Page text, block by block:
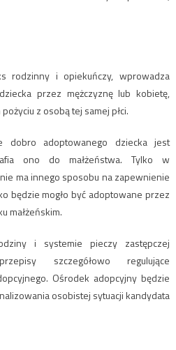
rodzinny i opiekuńczy, wprowadza
przez mężczyznę lub kobietę,
z osobą tej samej płci.
dobro adoptowanego dziecka jest
ono do małżeństwa. Tylko w
ma innego sposobu na zapewnienie
będzie mogło być adoptowane przez
małżeńskim.
i systemie pieczy zastępczej
szczegółowo regulujące
Ośrodek adopcyjny będzie
osobistej sytuacji kandydata